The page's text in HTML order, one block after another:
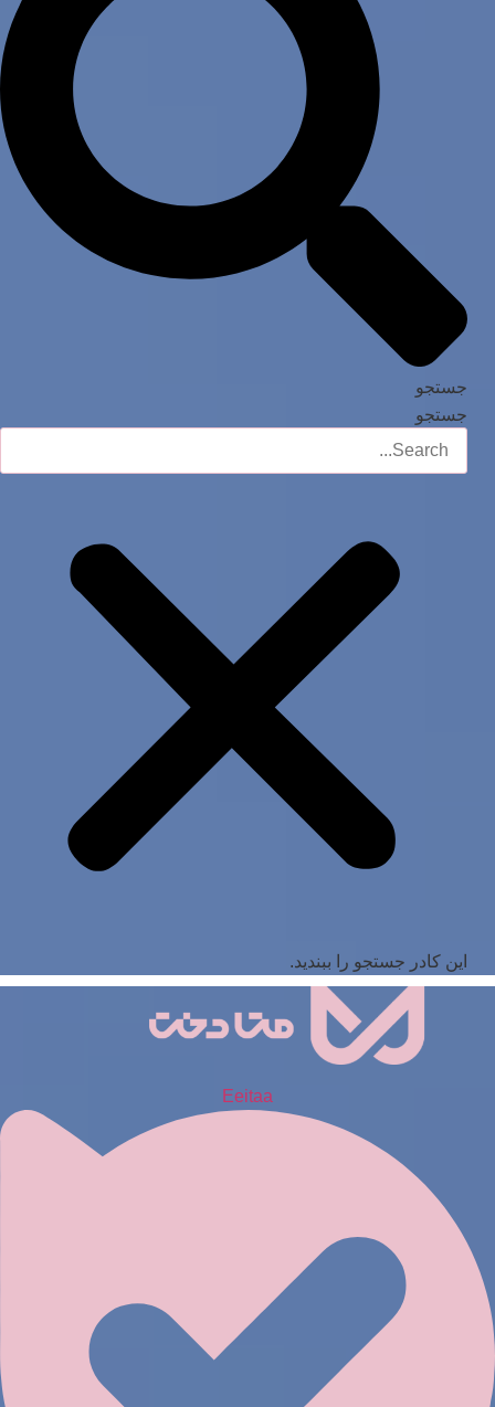
جستجو
جستجو
این کادر جستجو را ببندید.
Eeitaa